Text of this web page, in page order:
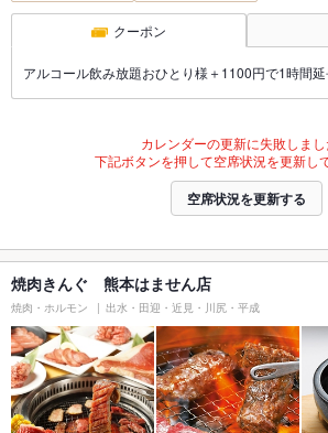
クーポン
アルコール飲み放題おひとり様＋1100円で1時間
カレンダーの更新に失敗しまし
下記ボタンを押して空席状況を更新し
空席状況を更新する
焼肉きんぐ 熊本はません店
焼肉・ホルモン 出水・田迎・近見・川尻・平成